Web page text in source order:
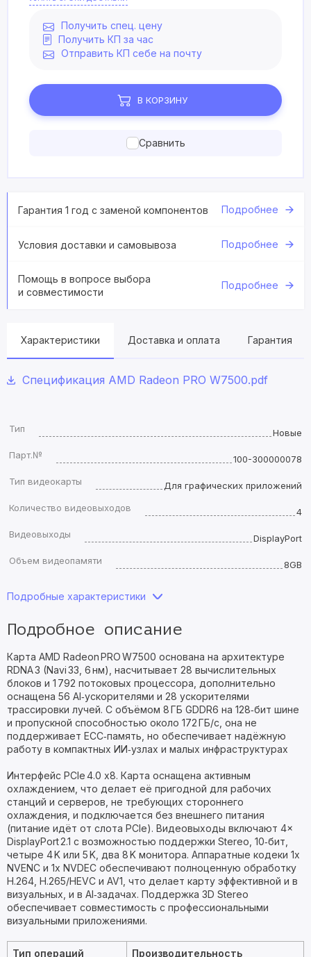
Получить спец. цену
Получить КП за час
Отправить КП себе на почту
В КОРЗИНУ
Сравнить
Гарантия 1 год с заменой компонентов Подробнее
Условия доставки и самовывоза Подробнее
Помощь в вопросе выбора
и совместимости
Подробнее
Характеристики Доставка и оплата Гарантия
Спецификация AMD Radeon PRO W7500.pdf
Тип
Новые
Парт.№
100-300000078
Тип видеокарты
Для графических приложений
Количество видеовыходов
4
Видеовыходы
DisplayPort
Объем видеопамяти
8GB
Подробные характеристики
Подробное описание
Карта AMD Radeon PRO W7500 основана на архитектуре
RDNA 3 (Navi 33, 6 нм), насчитывает 28 вычислительных
блоков и 1 792 потоковых процессора, дополнительно
оснащена 56 AI‑ускорителями и 28 ускорителями
трассировки лучей. С объёмом 8 ГБ GDDR6 на 128‑бит шине
и пропускной способностью около 172 ГБ/с, она не
поддерживает ECC‑память, но обеспечивает надёжную
работу в компактных ИИ‑узлах и малых инфраструктурах
Интерфейс PCIe 4.0 x8. Карта оснащена активным
охлаждением, что делает её пригодной для рабочих
станций и серверов, не требующих стороннего
охлаждения, и подключается без внешнего питания
(питание идёт от слота PCIe). Видеовыходы включают 4×
DisplayPort 2.1 с возможностью поддержки Stereo, 10‑бит,
четыре 4 K или 5 K, два 8 K монитора. Аппаратные кодеки 1x
NVENC и 1x NVDEC обеспечивают полноценную обработку
H.264, H.265/HEVC и AV1, что делает карту эффективной и в
визуальных, и в AI‑задачах. Поддержка 3D Stereo
обеспечивает совместимость с профессиональными
визуальными приложениями.
Тип операций Производительность